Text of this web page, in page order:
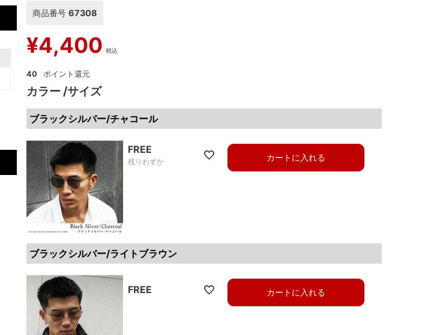
商品番号 67308
¥4,400 税込
40
カラー サイズ
ブラックシルバー/チャコール
FREE
残りわずか カートに入れる
ブラックシルバー/ライトブラウン
FREE カートに入れる